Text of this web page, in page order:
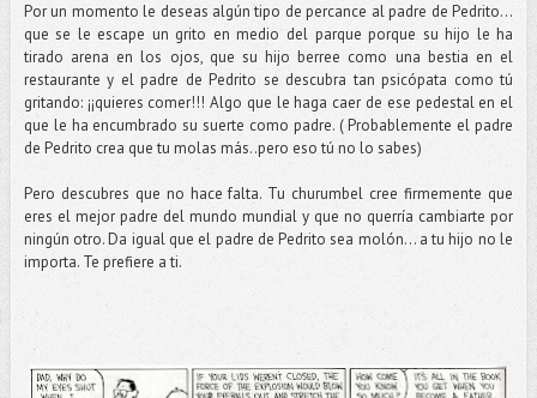
Por un momento le deseas algún tipo de percance al padre de Pedrito…
que se le escape un grito en medio del parque porque su hijo le ha
tirado arena en los ojos, que su hijo berree como una bestia en el
restaurante y el padre de Pedrito se descubra tan psicópata como tú
gritando: ¡¡quieres comer!!! Algo que le haga caer de ese pedestal en el
que le ha encumbrado su suerte como padre. ( Probablemente el padre
de Pedrito crea que tu molas más..pero eso tú no lo sabes)
Pero descubres que no hace falta. Tu churumbel cree firmemente que
eres el mejor padre del mundo mundial y que no querría cambiarte por
ningún otro. Da igual que el padre de Pedrito sea molón… a tu hijo no le
importa. Te prefiere a ti.